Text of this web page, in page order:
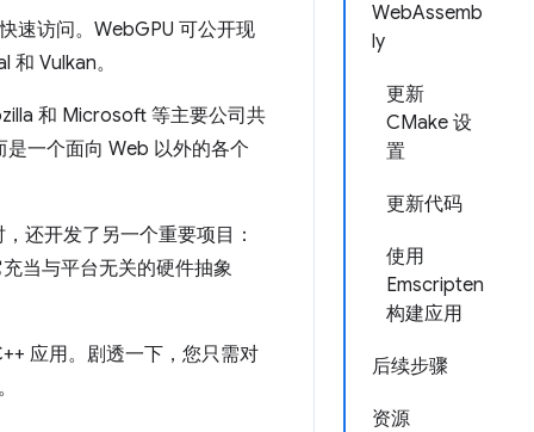
WebAssemb
ly
更新
CMake 设
置
更新代码
使用
Emscripten
构建应用
后续步骤
资源
速访问。WebGPU 可公开现
Vulkan。
和 Microsoft 等主要公司共
一个面向 Web 以外的各个
还开发了另一个重要项目：
当与平台无关的硬件抽象
应用。剧透一下，您只需对